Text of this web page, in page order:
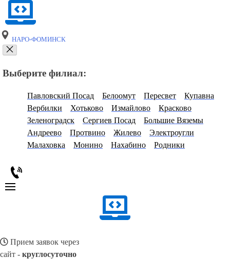
НАРО-ФОМИНСК
Выберите филиал:
Павловский Посад Белоомут Пересвет
Купавна
Вербилки
Хотьково Измайлово
Красково
Зеленоградск
Сергиев Посад
Большие Вяземы
Андреево
Протвино Жилево
Электроугли
Малаховка
Монино Нахабино Родники
Прием заявок через
сайт - круглосуточно